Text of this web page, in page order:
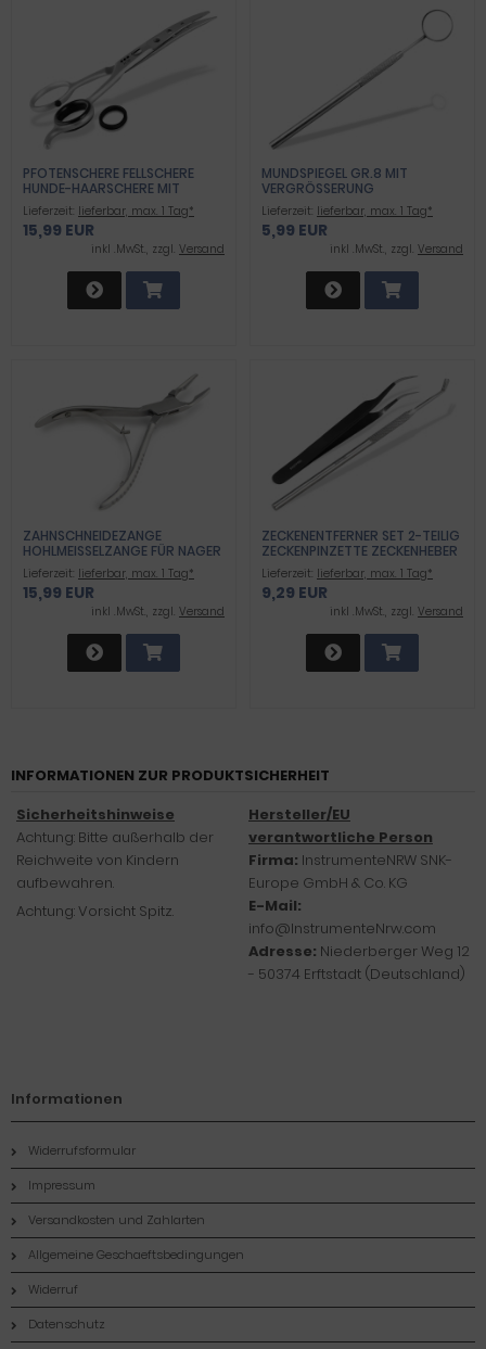
PFOTENSCHERE FELLSCHERE
HUNDE-HAARSCHERE MIT
MIKROVERZAHNUNG UND
GEBOGENER SCHNITTFLÄCHE
11,5 CM EASY GLIDE
Lieferzeit: lieferbar, max. 1 Tag*
15,99 EUR
inkl .MwSt., zzgl. Versand
MUNDSPIEGEL GR.8 MIT
VERGRÖSSERUNG
Lieferzeit: lieferbar, max. 1 Tag*
5,99 EUR
inkl .MwSt., zzgl. Versand
ZAHNSCHNEIDEZANGE
HOHLMEISSELZANGE FÜR NAGER
Lieferzeit: lieferbar, max. 1 Tag*
15,99 EUR
inkl .MwSt., zzgl. Versand
ZECKENENTFERNER SET 2-TEILIG
ZECKENPINZETTE ZECKENHEBER
SPITZPINZETTE
Lieferzeit: lieferbar, max. 1 Tag*
9,29 EUR
inkl .MwSt., zzgl. Versand
INFORMATIONEN ZUR PRODUKTSICHERHEIT
Sicherheitshinweise
Achtung: Bitte außerhalb der
Reichweite von Kindern
aufbewahren.
Hersteller/EU
verantwortliche Person
Firma: InstrumenteNRW SNK-
Europe GmbH & Co. KG
E-Mail:
info@InstrumenteNrw.com
Adresse: Niederberger Weg 12
- 50374 Erftstadt (Deutschland)
Achtung: Vorsicht Spitz.
Informationen
Widerrufsformular
Impressum
Versandkosten und Zahlarten
Allgemeine Geschaeftsbedingungen
Widerruf
Datenschutz